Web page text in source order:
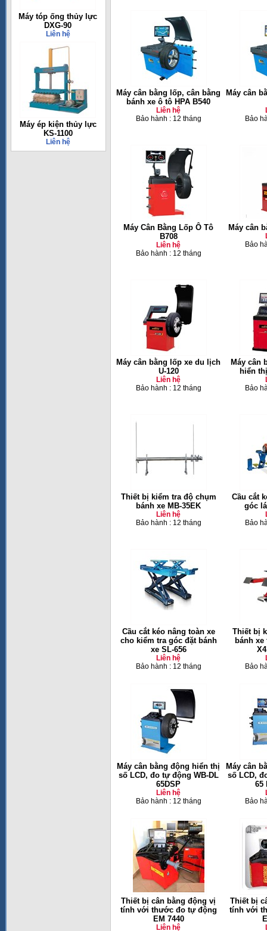
Máy tóp ống thủy lực
DXG-90
Liên hệ
Máy ép kiện thủy lực
KS-1100
Liên hệ
Máy cân bằng lốp, cân bằng
bánh xe ô tô HPA B540
Liên hệ
Bảo hành : 12 tháng
Máy cân
Bảo
Máy Cân Bằng Lốp Ô Tô
B708
Liên hệ
Bảo hành : 12 tháng
Máy cân
Bảo
Máy cân bằng lốp xe du lịch
U-120
Liên hệ
Bảo hành : 12 tháng
Máy cân
hiển
Bảo
Thiết bị kiểm tra độ chụm
bánh xe MB-35EK
Liên hệ
Bảo hành : 12 tháng
Cầu cắt
góc
Bảo
Cầu cắt kéo nâng toàn xe
cho kiểm tra góc đặt bánh
xe SL-656
Liên hệ
Bảo hành : 12 tháng
Thiết bị
bánh xe
Bảo
Máy cân bằng động hiển thị
số LCD, đo tự động WB-DL
65DSP
Liên hệ
Bảo hành : 12 tháng
Máy cân
số LCD,
65
Bảo
Thiết bị cân bằng động vị
tính với thước đo tự động
EM 7440
Liên hệ
Thiết bị
tính với